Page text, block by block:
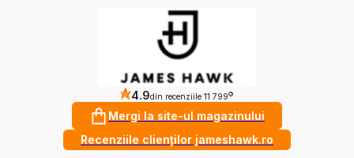
4.9din recenziile 11 799 ?
Mergi la site-ul magazinului
Recenziile clienților jameshawk.ro